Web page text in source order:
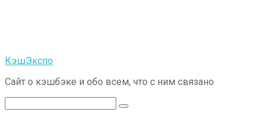
КэшЭкспо
Сайт о кэшбэке и обо всем, что с ним связано